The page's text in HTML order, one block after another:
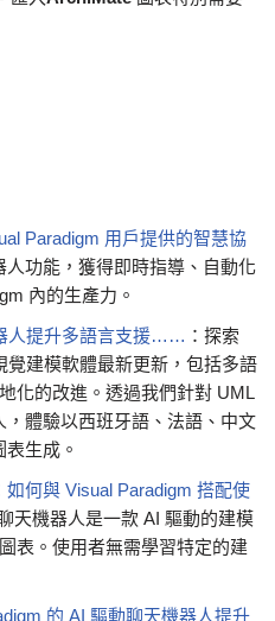
Paradigm 用戶提供的智慧協
人功能，獲得即時指導、自動化
內的生產力。
人提升多語言支援…… ：探索
覺建模軟體最新更新，包括多語
化的改進。透過我們針對 UML
體驗以西班牙語、法語、中文
生成。
何與 Visual Paradigm 搭配使
天機器人是一款 AI 驅動的建模
表。使用者無需學習特定的建
的 AI 驅動聊天機器人提升